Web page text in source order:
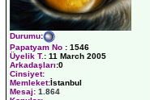
Durumu:
Papatyam No : 1546
Üyelik T.: 11 March 2005
Arkadaşları:0
Cinsiyet:
Memleket:İstanbul
Mesaj: 1.864